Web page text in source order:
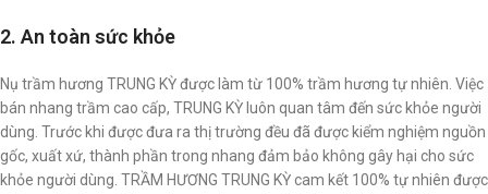
2. An toàn sức khỏe
Nụ trầm hương TRUNG KỲ được làm từ 100% trầm hương tự nhiên. Việc
bán nhang trầm cao cấp, TRUNG KỲ luôn quan tâm đến sức khỏe người
dùng. Trước khi được đưa ra thị trường đều đã được kiểm nghiệm nguồn
gốc, xuất xứ, thành phần trong nhang đảm bảo không gây hại cho sức
khỏe người dùng. TRẦM HƯƠNG TRUNG KỲ cam kết 100% tự nhiên được